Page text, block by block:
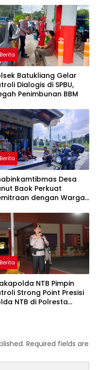
Berita
Batukliang Gelar
Dialogis di SPBU,
Penimbunan BBM
Berita
Desa
Baok Perkuat
dengan Warga
Berita
NTB Pimpin
Strong Point Presisi
NTB di Polresta
Required fields are